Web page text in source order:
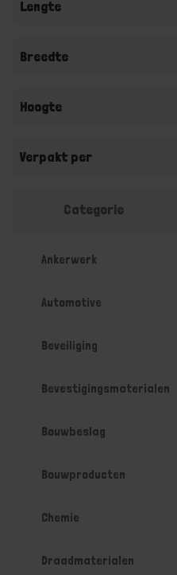
Lengte
Breedte
Hoogte
Verpakt per
Categorie
Ankerwerk
Automotive
Beveiliging
Bevestigingsmaterialen
Bouwbeslag
Bouwproducten
Chemie
Draadmaterialen